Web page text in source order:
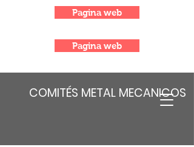
COMITÉS METAL MECANICOS
Pagina web
Pagina web